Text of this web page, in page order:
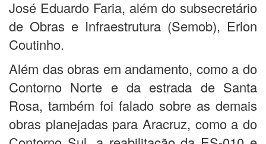
José Eduardo Faria, além do subsecretário
de Obras e Infraestrutura (Semob), Erlon
Coutinho.
Além das obras em andamento, como a do
Contorno Norte e da estrada de Santa
Rosa, também foi falado sobre as demais
obras planejadas para Aracruz, como a do